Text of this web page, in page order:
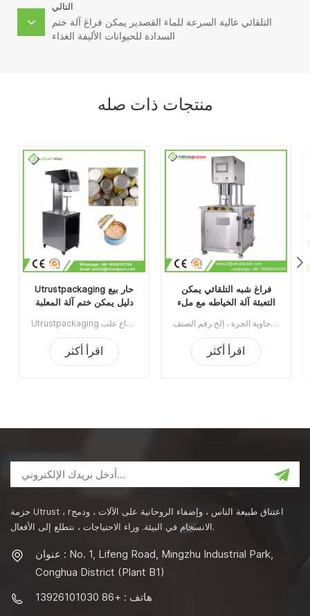
التالي
التلقائي عالية السرعة للماء القصدير يمكن فراغ آلة ختم
السدادة للحيوانات الأليفة الغذاء
منتجات ذات صله
Utrustpackaging حار بيع
دليل يمكن ختم آلة المعلبة
Utrustpackaging دليل البيع الساخن للعلبة ، آلة ختم الطعام المعلب ، مناسبة لإغلاق جميع أنواع علب PET / علب الورق المركبة ، علب الصفيح أو غيرها من الحاويات المستديرة. كفاءة عالية عن طريق النقل الميكانيكي ، الهياكل البسيطة والملائمة للصيانة ، وخفيفة الوزن وسهلة التشغيل.الحد الأدنى للطلب:1قسط:تي / تميناء الشحن:قوانغتشوالمنطقة الأصلية:الصينمهلة:3-5 أيام بعد تلقي الودائع
اقرأ أكثر
فراغ شبه التلقائي يمكن
التعبئة آلة الخياطه مع ملء
آلة تغليف العلب ذات الفراغ شبه الأوتوماتيكية مع النيتروجين الملئ يستخدم على نطاق واسع في صناعة الأغذية ، الكيماويات ، الأدوية ، الشرب ، ينطبق على علب البلاستيك / القصدير / الألومنيوم ، الزجاجة ، حاوية الجرة ، إلخ.رقم الصنف:UT1BFG6الحد الأدنى للطلب:1قسط:TTميناء الشحن:قوانغتشوالمنطقة الأصلية:قوانغتشو، الصينمهلة:15 يوما بعد تلقي الودائع
اقرأ أكثر
حزمة Utrust ، rاعتناق طبيعة الناس ، وإضفاء الروحانية على الآلات ، ودمج
الانسجام في البيئة. وراء الاحتياجات ، نتطلع إلى الأفعال.
عنوان : No. 1, Lifeng Road, Mingzhu Industrial Park,
Conghua District (Plant B1)
هاتف : +86 13926101030